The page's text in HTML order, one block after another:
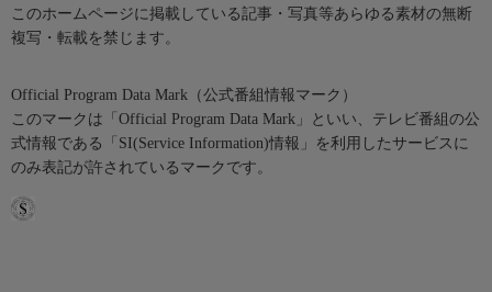
このホームページに掲載している記事・写真等あらゆる素材の無断
複写・転載を禁じます。
Official Program Data Mark（公式番組情報マーク）
このマークは「Official Program Data Mark」といい、テレビ番組の公
式情報である「SI(Service Information)情報」を利用したサービスに
のみ表記が許されているマークです。